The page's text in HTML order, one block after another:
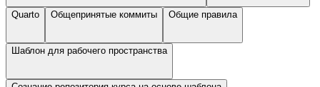
Quarto Общепринятые коммиты Общие правила
Шаблон для рабочего пространства